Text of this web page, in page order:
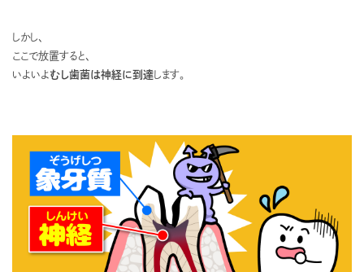
しかし、
ここで放置すると、
いよいよ むし歯菌は神経に到達します。